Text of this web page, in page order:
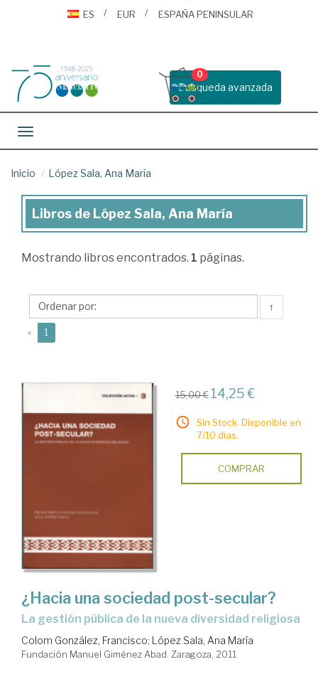
ES
EUR ESPAÑA PENINSULAR
Busqueda avanzada
0
Toggle navigation
Inicio López Sala, Ana María
Libros
López
Ana
María
Libros de López Sala, Ana María
Mostrando libros encontrados. 1 páginas.
↑
« 1
15,00 € 14,25 €
Sin Stock. Disponible en
7/10 días.
COMPRAR
¿Hacia una sociedad post-secular?
la gestión pública de la nueva diversidad religiosa
Colom González, Francisco; López Sala, Ana María
Fundación Manuel Giménez Abad. Zaragoza, 2011